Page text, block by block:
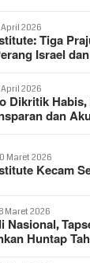
2026
Tiga
Israel
2026
Dikritik
dan
Maret 2026
Kecam
Maret 2026
Nasional,
Huntap